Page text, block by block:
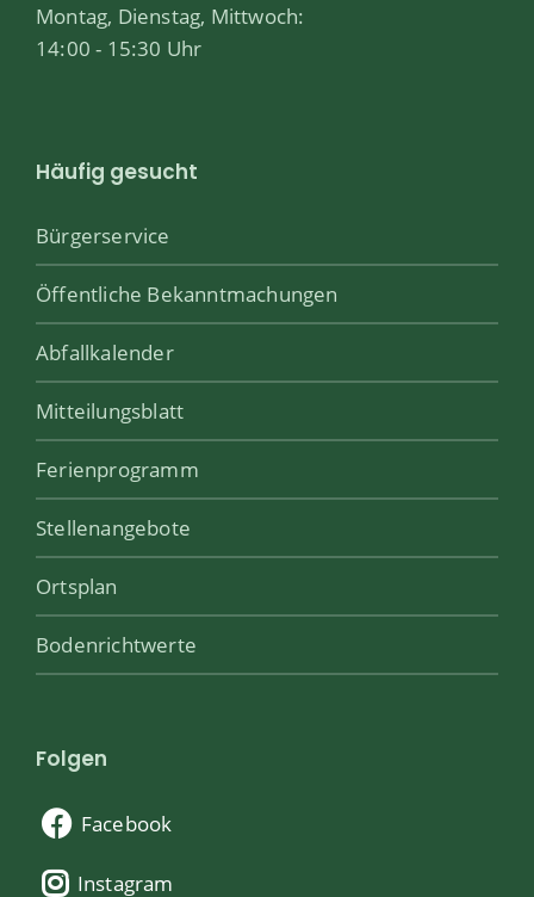
Montag, Dienstag, Mittwoch:
14:00 - 15:30 Uhr
Häufig gesucht
Bürgerservice
Öffentliche Bekanntmachungen
Abfallkalender
Mitteilungsblatt
Ferienprogramm
Stellenangebote
Ortsplan
Bodenrichtwerte
Folgen
Facebook
Instagram